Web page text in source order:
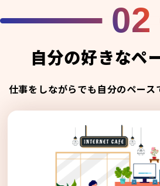
02
自分の好きなペ
仕事をしながらでも自分のペース